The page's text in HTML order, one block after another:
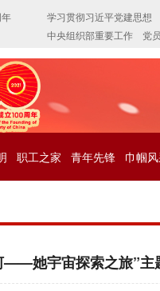
职工之家 青年先锋 巾帼
——她宇宙探索之旅”主